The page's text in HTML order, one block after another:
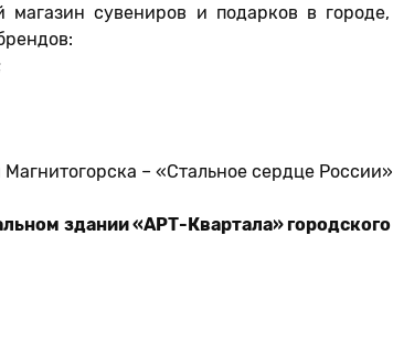
магазин сувениров и подарков в
– «Стальное сердце
здании «АРТ-Квартала»